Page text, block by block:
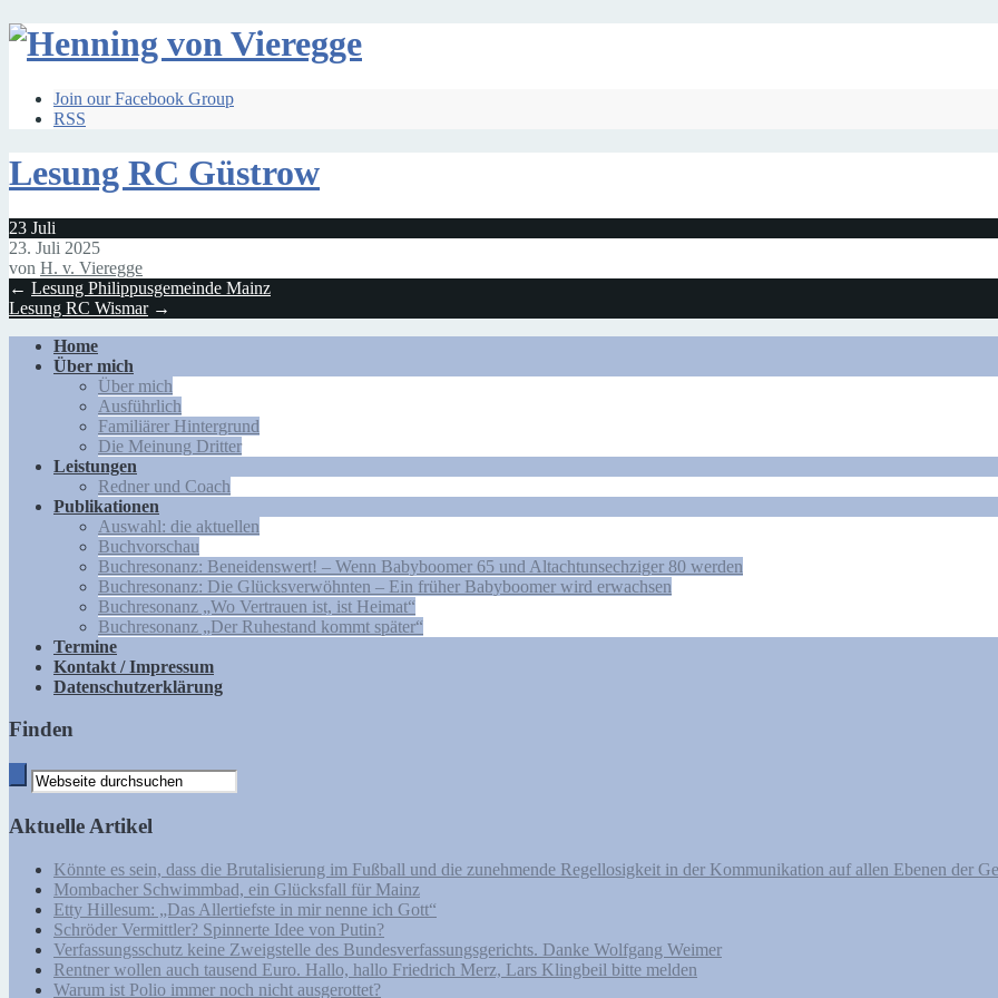
Join our Facebook Group
RSS
Lesung RC Güstrow
23 Juli
23. Juli 2025
von H. v. Vieregge
← Lesung Philippusgemeinde Mainz
Lesung RC Wismar →
Home
Über mich
Über mich
Ausführlich
Familiärer Hintergrund
Die Meinung Dritter
Leistungen
Redner und Coach
Publikationen
Auswahl: die aktuellen
Buchvorschau
Buchresonanz: Beneidenswert! – Wenn Babyboomer 65 und Altachtunsechziger 80 werden
Buchresonanz: Die Glücksverwöhnten – Ein früher Babyboomer wird erwachsen
Buchresonanz „Wo Vertrauen ist, ist Heimat“
Buchresonanz „Der Ruhestand kommt später“
Termine
Kontakt / Impressum
Datenschutzerklärung
Finden
Aktuelle Artikel
Könnte es sein, dass die Brutalisierung im Fußball und die zunehmende Regellosigkeit in der Kommunikation auf allen Ebenen der
Mombacher Schwimmbad, ein Glücksfall für Mainz
Etty Hillesum: „Das Allertiefste in mir nenne ich Gott“
Schröder Vermittler? Spinnerte Idee von Putin?
Verfassungsschutz keine Zweigstelle des Bundesverfassungsgerichts. Danke Wolfgang Weimer
Rentner wollen auch tausend Euro. Hallo, hallo Friedrich Merz, Lars Klingbeil bitte melden
Warum ist Polio immer noch nicht ausgerottet?